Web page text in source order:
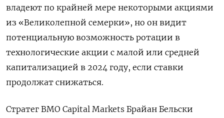
владеют по крайней мере некоторыми акциями
из «Великолепной семерки», но он видит
потенциальную возможность ротации в
технологические акции с малой или средней
капитализацией в 2024 году, если ставки
продолжат снижаться.
Стратег BMO Capital Markets Брайан Бельски